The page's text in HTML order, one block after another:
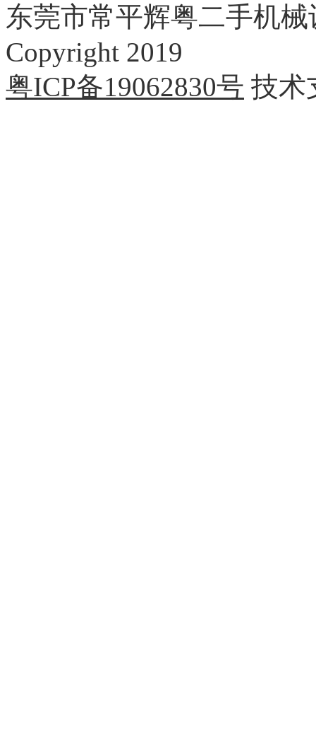
东莞市常平辉粤二手机
Copyright 2019
粤ICP备19062830号 技术